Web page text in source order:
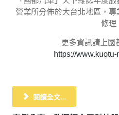
營業所分佈於大台北地區，
修理
更多資訊請上國
https://www.kuotu-
閱讀全文...